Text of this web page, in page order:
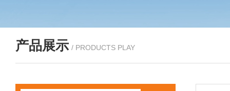
产品展示 / PRODUCTS PLAY